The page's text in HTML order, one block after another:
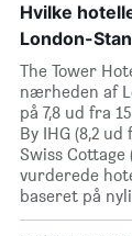
Hvilke
London-
The Tower
nærheden af
på 7,8 ud fra
By IHG (8,2
Swiss Cottage
vurderede
baseret på